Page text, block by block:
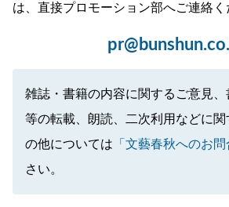
は、直接プロモーション部へご連絡く
雑誌・書籍の内容に関するご意見
等の転載、朗読、二次利用などに
の他については 「文藝春秋へのお問
さい。